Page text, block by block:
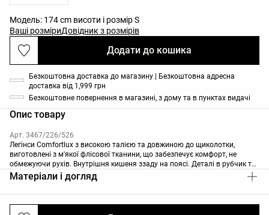
Модель: 174 cm висоти і розмір S
Ваші розміриДовідник з розмірів
Додати до кошика
Безкоштовна доставка до магазину | Безкоштовна адресна
доставка від 1,999 грн
Безкоштовне повернення в магазині, з дому та в пунктах видачі
Опис товару
Арт. 3467/226/526
Легінси Comfortlux з високою талією та довжиною до щиколотки,
виготовлені з м'якої флісової тканини, що забезпечує комфорт, не
обмежуючи рухів. Внутрішня кишеня ззаду на поясі. Деталі в рубчик та
piping у тон. Міцна повітропроникна тканина. Доступні довжиною 70
см. Довжина "Regular": 65 см / 25,6 дюйма. Довжина "Tall": 70 см / 27,56
дюйма.
Матеріали і догляд